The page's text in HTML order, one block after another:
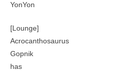
YonYon
[Lounge]
Acrocanthosaurus
Gopnik
has